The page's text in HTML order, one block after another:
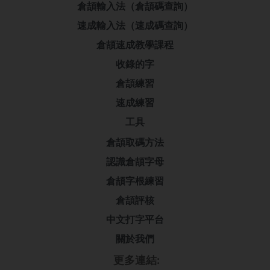
倉頡輸入法（倉頡碼查詢）
速成輸入法（速成碼查詢）
倉頡速成教學課程
收錄的字
倉頡練習
速成練習
工具
倉頡取碼方法
認識倉頡字母
倉頡字根練習
倉頡評核
中文打字平台
關於我們
更多連結: